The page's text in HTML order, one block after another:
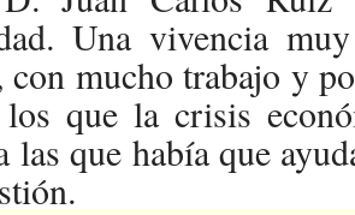
Una vivencia
con mucho trabajo y
que la crisis
las que había que